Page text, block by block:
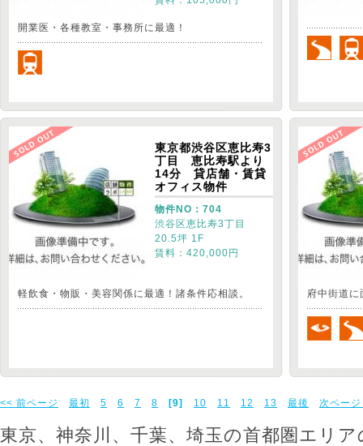
開業医・各種教室・事務所に最適！
東京都渋谷区恵比寿3
丁目 恵比寿駅より
14分 貸店舗・賃貸
オフィス物件
物件NO：704
渋谷区恵比寿3丁目
20.5坪 1F
賃料：420,000円
軽飲食・物販・美容関係に最適！諸条件応相談。 府中街道
<< 前ページ 最初 5 6 7 8 [9] 10 11 12 13 最後 次ペー
東京、神奈川、千葉、埼玉の首都圏エリ